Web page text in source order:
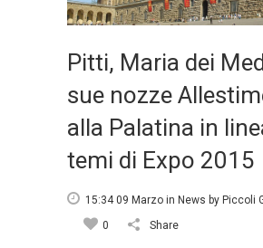
Pitti, Maria dei
sue nozze
alla Palatina in
temi di Expo 2015
15:34 09 Marzo in News by Piccoli
0
Share